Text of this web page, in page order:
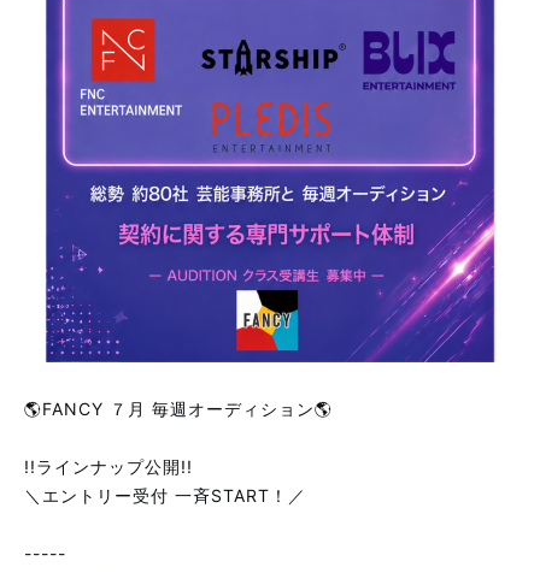
🌎FANCY ７月 毎週オーディション🌎
!!ラインナップ公開!!
＼エントリー受付 一斉START！／
-----